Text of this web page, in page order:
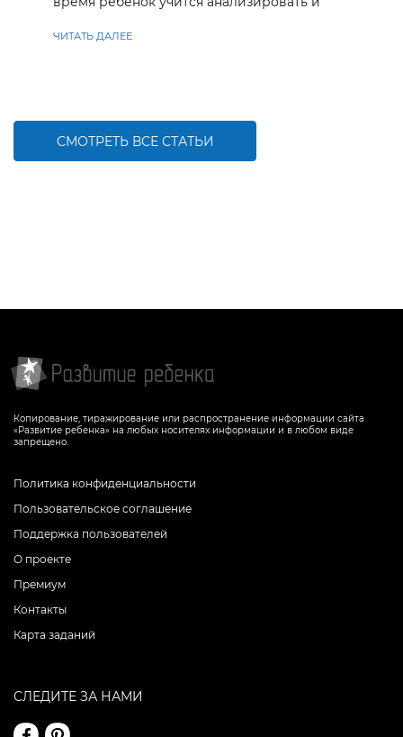
ЧИТАТЬ ДАЛЕЕ
СМОТРЕТЬ ВСЕ СТАТЬИ
Копирование, тиражирование или распространение информации сайта
«Развитие ребенка» на любых носителях информации и в любом виде
запрещено.
Политика конфиденциальности
Пользовательское соглашение
Поддержка пользователей
О проекте
Премиум
Контакты
Карта заданий
СЛЕДИТЕ ЗА НАМИ